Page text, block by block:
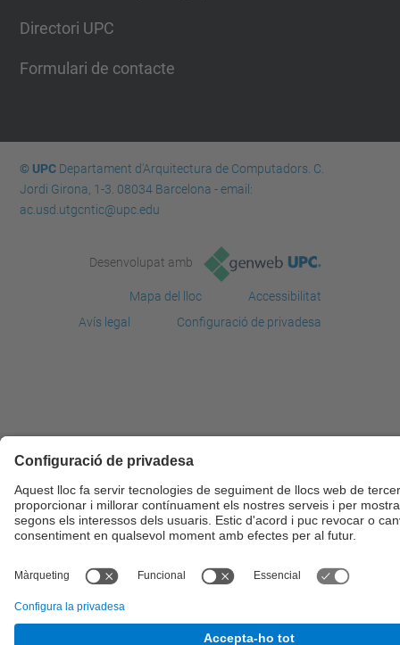
Directori UPC
Formulari de contacte
© UPCDepartament d'Arquitectura de Computadors. C.
Jordi Girona, 1-3. 08034 Barcelona - email:
ac.usd.utgcntic@upc.edu
Desenvolupat amb
Mapa del lloc
Accessibilitat
Avís legal
Configuració de privadesa